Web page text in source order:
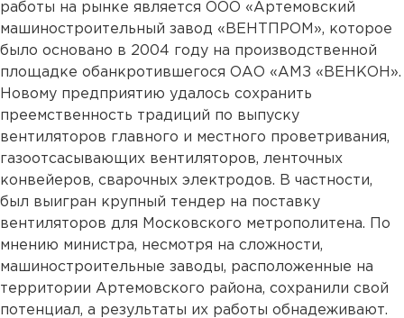
работы на рынке является ООО «Артемовский
машиностроительный завод «ВЕНТПРОМ», которое
было основано в 2004 году на производственной
площадке обанкротившегося ОАО «АМЗ «ВЕНКОН».
Новому предприятию удалось сохранить
преемственность традиций по выпуску
вентиляторов главного и местного проветривания,
газоотсасывающих вентиляторов, ленточных
конвейеров, сварочных электродов. В частности,
был выигран крупный тендер на поставку
вентиляторов для Московского метрополитена. По
мнению министра, несмотря на сложности,
машиностроительные заводы, расположенные на
территории Артемовского района, сохранили свой
потенциал, а результаты их работы обнадеживают.